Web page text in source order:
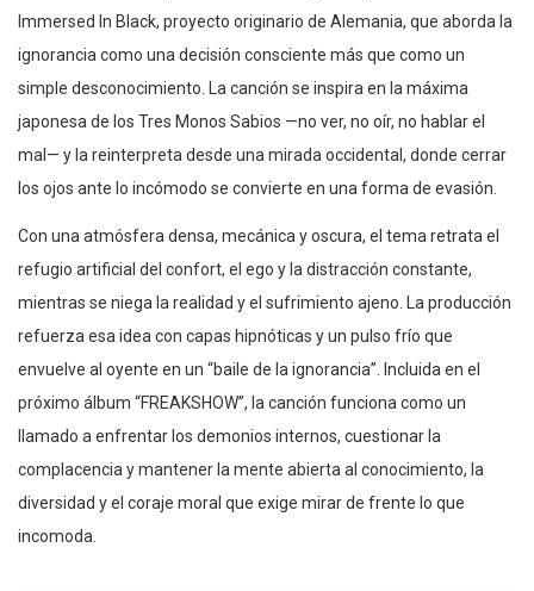
Immersed In Black, proyecto originario de Alemania, que aborda la
ignorancia como una decisión consciente más que como un
simple desconocimiento. La canción se inspira en la máxima
japonesa de los Tres Monos Sabios —no ver, no oír, no hablar el
mal— y la reinterpreta desde una mirada occidental, donde cerrar
los ojos ante lo incómodo se convierte en una forma de evasión.
Con una atmósfera densa, mecánica y oscura, el tema retrata el
refugio artificial del confort, el ego y la distracción constante,
mientras se niega la realidad y el sufrimiento ajeno. La producción
refuerza esa idea con capas hipnóticas y un pulso frío que
envuelve al oyente en un “baile de la ignorancia”. Incluida en el
próximo álbum “FREAKSHOW”, la canción funciona como un
llamado a enfrentar los demonios internos, cuestionar la
complacencia y mantener la mente abierta al conocimiento, la
diversidad y el coraje moral que exige mirar de frente lo que
incomoda.